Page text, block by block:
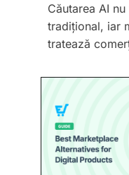
Căutarea AI
tradițional, iar
tratează